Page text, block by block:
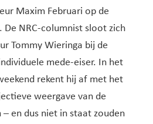
Maxim Februari op de
De NRC-columnist sloot zich
Tommy Wieringa bij de
mede-eiser. In het
rekent hij af met het
weergave van de
en dus niet in staat zouden